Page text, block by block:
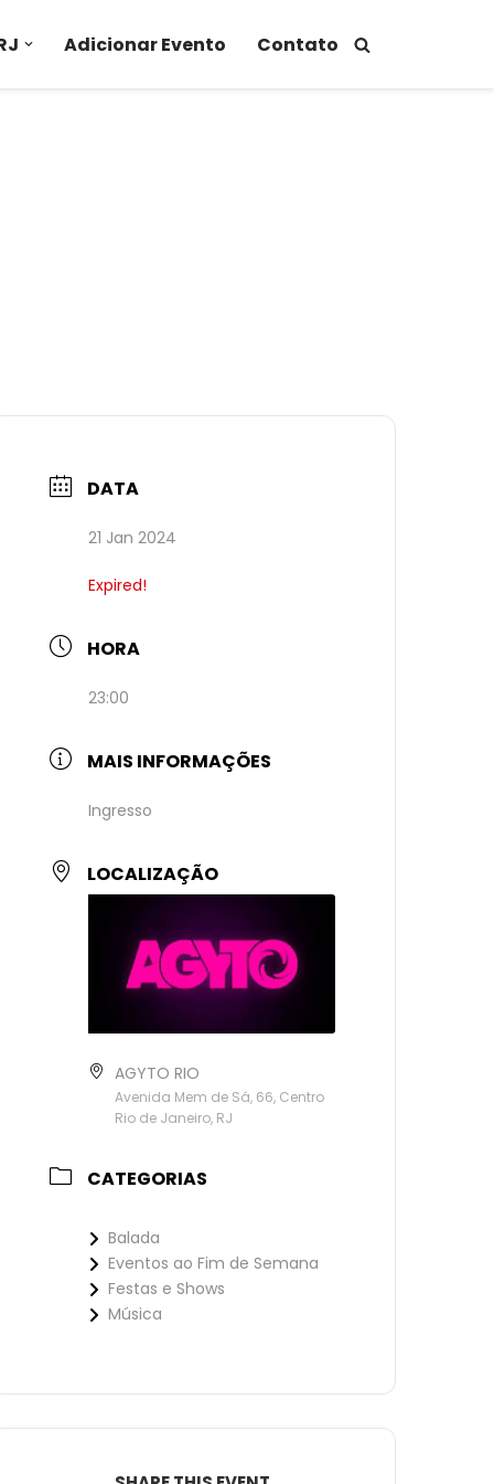
Adicionar Evento Contato
DATA
21 Jan 2024
Expired!
HORA
23:00
MAIS INFORMAÇÕES
Ingresso
LOCALIZAÇÃO
AGYTO RIO
Avenida Mem de Sá, 66, Centro
Rio de Janeiro, RJ
CATEGORIAS
Balada
Eventos ao Fim de Semana
Festas e Shows
Música